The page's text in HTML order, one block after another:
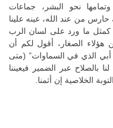
نحو البشر، جماعات
من عند الله، عينه علينا
كمثل ما ورد على لسان الرب
هؤلاء الصغار، أقول لكم أن
أبي الذي في السماوات” (متى
لنا بالصلاح عبر الضمير فيعيننا
الخلاصية إن أثمنا.